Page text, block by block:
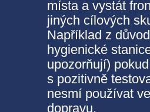
místa a vystát
jiných cílových
Například z
hygienické
upozorňují)
s pozitivně
nesmí používat
dopravu.